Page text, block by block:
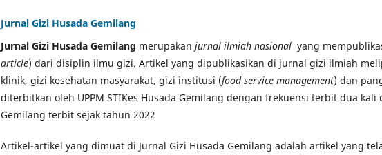
Jurnal Gizi Husada Gemilang
Jurnal Gizi Husada Gemilang merupakan jurnal ilmiah nasional yang
article) dari disiplin ilmu gizi. Artikel yang dipublikasikan di jurnal gizi ilmiah
klinik, gizi kesehatan masyarakat, gizi institusi (food service management) dan
diterbitkan oleh UPPM STIKes Husada Gemilang dengan frekuensi terbit dua kali
Gemilang terbit sejak tahun 2022
Artikel-artikel yang dimuat di Jurnal Gizi Husada Gemilang adalah artikel yang